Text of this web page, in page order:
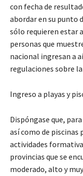
con fecha de
abordar en su punto
sólo requieren estar
personas que
nacional ingresan a
regulaciones sobre
Ingreso a playas y
Dispóngase que,
así como de piscinas
actividades
provincias que se
moderado, alto y